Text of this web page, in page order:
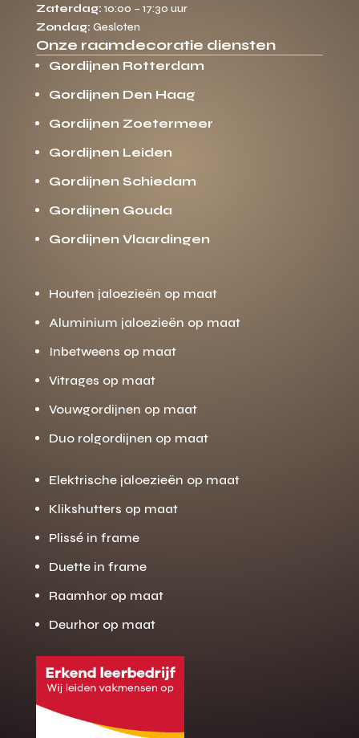
Gratis offerte
Zaterdag: 10:00 – 17:30 uur
Zondag: Gesloten
Onze raamdecoratie diensten
Gordijnen Rotterdam
Gordijnen Den Haag
Gordijnen Zoetermeer
Gordijnen Leiden
Gordijnen Schiedam
Gordijnen Gouda
Gordijnen Vlaardingen
Houten jaloezieën op maat
Aluminium jaloezieën op maat
Inbetweens op maat
Vitrages op maat
Vouwgordijnen op maat
Duo rolgordijnen op maat
Elektrische jaloezieën op maat
Klikshutters op maat
Plissé in frame
Duette in frame
Raamhor op maat
Deurhor op maat